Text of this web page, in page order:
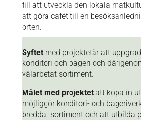
till att utveckla den lokala
att göra cafét till en
orten.
Syftet med projektetär att
konditori och bageri och
välarbetat sortiment.
Målet med projektet att köpa in
möjliggör konditori- och
breddat sortiment och att utbilda